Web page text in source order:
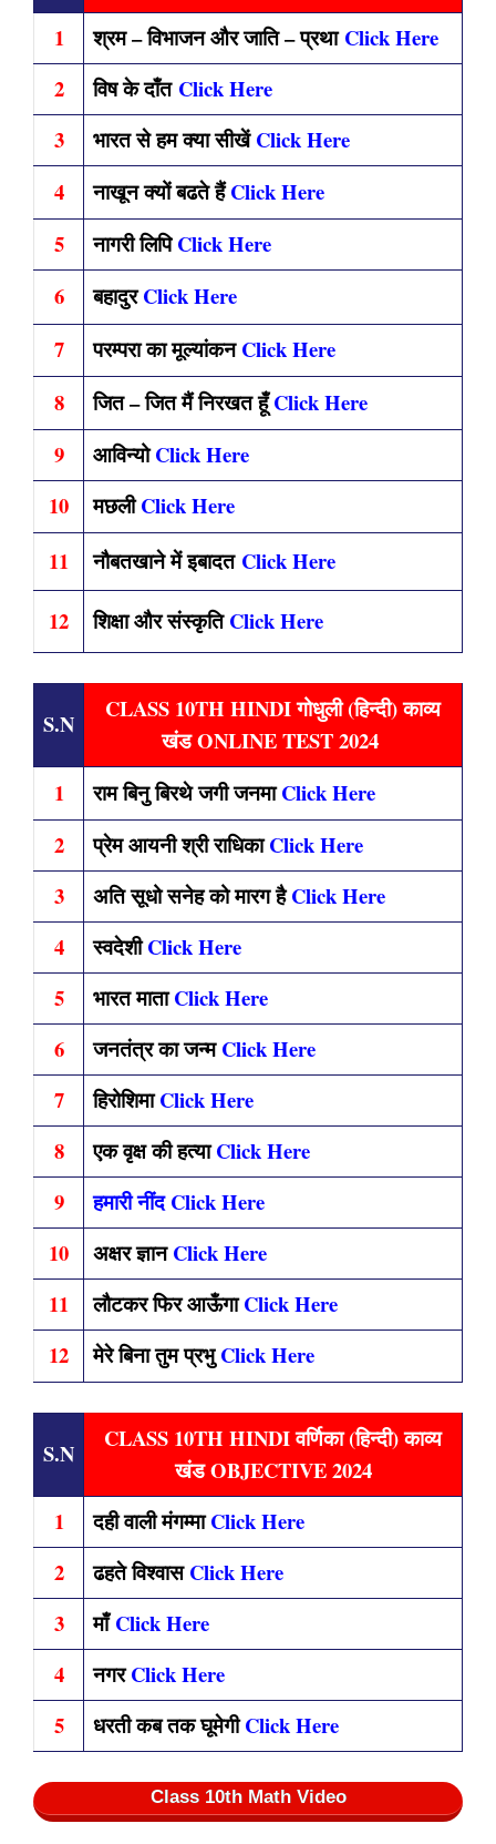
1
श्रम – विभाजन और जाति – प्रथा Click Here
2
विष के दाँत Click Here
3
भारत से हम क्या सीखेंClick Here
4
नाखून क्यों बढते हैंClick Here
5
नागरी लिपिClick Here
6
बहादुरClick Here
7
परम्परा का मूल्यांकनClick Here
8
जित – जित मैं निरखत हूँClick Here
9
आविन्योClick Here
10
मछलीClick Here
11
नौबतखाने में इबादत Click Here
12
शिक्षा और संस्कृतिClick Here
S.N
CLASS 10TH HINDI गोधुली (हिन्दी) काव्य
खंड ONLINE TEST 2024
1
राम बिनु बिरथे जगी जनमाClick Here
2
प्रेम आयनी श्री राधिकाClick Here
3
अति सूधो सनेह को मारग हैClick Here
4
स्वदेशीClick Here
5
भारत माताClick Here
6
जनतंत्र का जन्मClick Here
7
हिरोशिमाClick Here
8
एक वृक्ष की हत्याClick Here
9
हमारी नींद Click Here
10
अक्षर ज्ञानClick Here
11
लौटकर फिर आऊँगाClick Here
12
मेरे बिना तुम प्रभुClick Here
S.N
CLASS 10TH HINDI वर्णिका (हिन्दी) काव्य
खंड OBJECTIVE 2024
1
दही वाली मंगम्माClick Here
2
ढहते विश्वासClick Here
3
माँ Click Here
4
नगरClick Here
5
धरती कब तक घूमेगीClick Here
Class 10th Math Video